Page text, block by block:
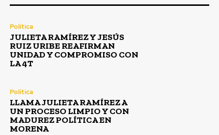
Política
JULIETA RAMÍREZ Y JESÚS
RUIZ URIBE REAFIRMAN
UNIDAD Y COMPROMISO CON
LA 4T
Política
LLAMA JULIETA RAMÍREZ A
UN PROCESO LIMPIO Y CON
MADUREZ POLÍTICA EN
MORENA